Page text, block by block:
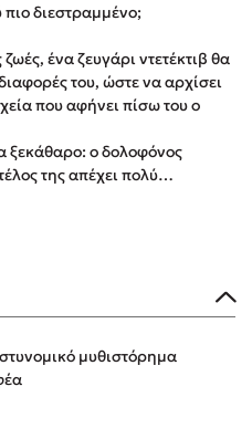
γεγονότα!
ταιριάζει για το καλοκαίρι;
δεν είναι «το πρόβλημα»
διεστραμμένο;
ένα ζευγάρι ντετέκτιβ θα
του, ώστε να αρχίσει
που αφήνει πίσω του ο
ξεκάθαρο: o δολοφόνος
της απέχει πολύ…
μυθιστόρημα